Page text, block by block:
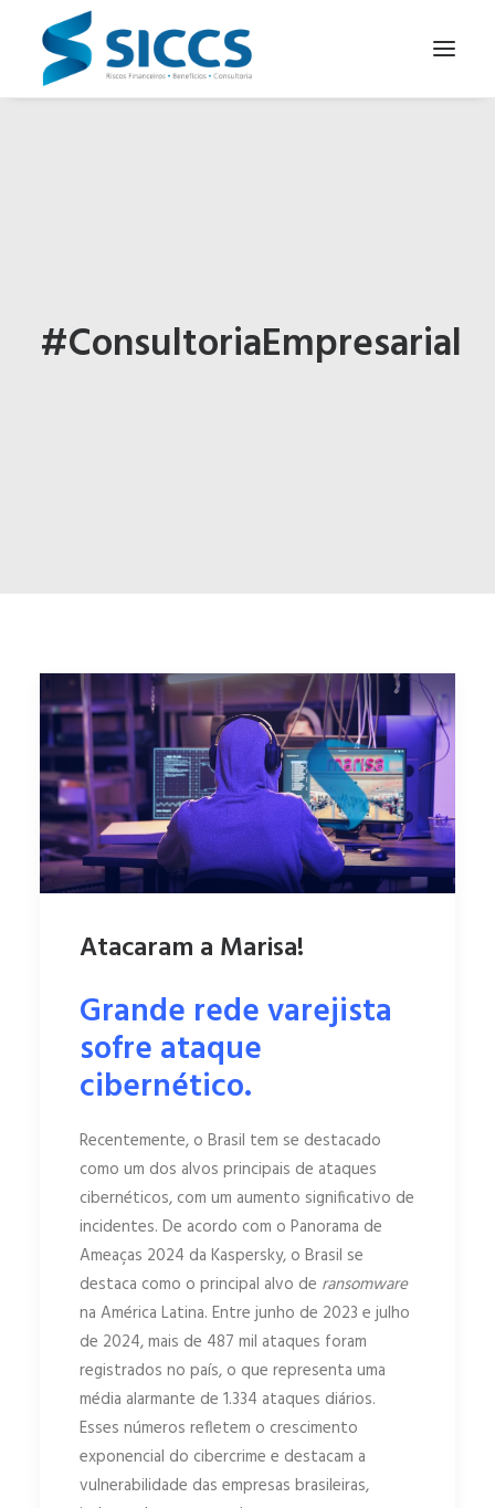
#ConsultoriaEmpresarial
Atacaram a Marisa!
Grande rede varejista
sofre ataque
cibernético.
Recentemente, o Brasil tem se destacado
como um dos alvos principais de ataques
cibernéticos, com um aumento significativo de
incidentes. De acordo com o Panorama de
Ameaças 2024 da Kaspersky, o Brasil se
destaca como o principal alvo de ransomware
na América Latina. Entre junho de 2023 e julho
de 2024, mais de 487 mil ataques foram
registrados no país, o que representa uma
média alarmante de 1.334 ataques diários.
Esses números refletem o crescimento
exponencial do cibercrime e destacam a
vulnerabilidade das empresas brasileiras,